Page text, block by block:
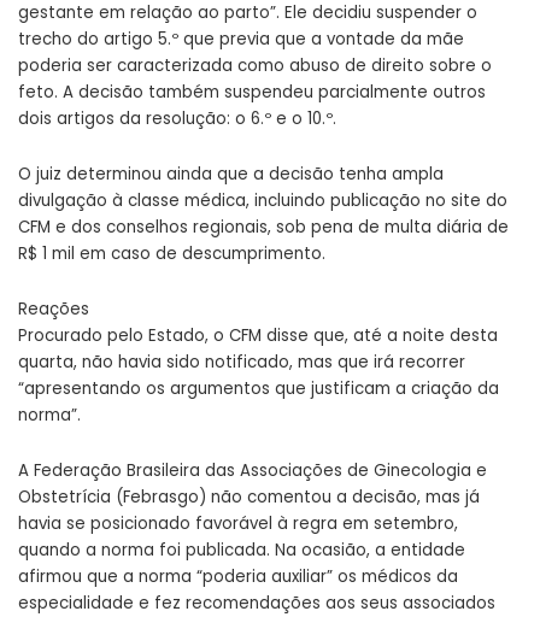
gestante em relação ao parto”. Ele decidiu suspender o
trecho do artigo 5.º que previa que a vontade da mãe
poderia ser caracterizada como abuso de direito sobre o
feto. A decisão também suspendeu parcialmente outros
dois artigos da resolução: o 6.º e o 10.º.
O juiz determinou ainda que a decisão tenha ampla
divulgação à classe médica, incluindo publicação no site do
CFM e dos conselhos regionais, sob pena de multa diária de
R$ 1 mil em caso de descumprimento.
Reações
Procurado pelo Estado, o CFM disse que, até a noite desta
quarta, não havia sido notificado, mas que irá recorrer
“apresentando os argumentos que justificam a criação da
norma”.
A Federação Brasileira das Associações de Ginecologia e
Obstetrícia (Febrasgo) não comentou a decisão, mas já
havia se posicionado favorável à regra em setembro,
quando a norma foi publicada. Na ocasião, a entidade
afirmou que a norma “poderia auxiliar” os médicos da
especialidade e fez recomendações aos seus associados